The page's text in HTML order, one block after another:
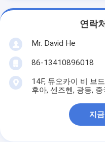
연락
Mr. David He
86-13410896018
14F, 듀오카이 비 브
후아, 센즈헨, 광동,
지